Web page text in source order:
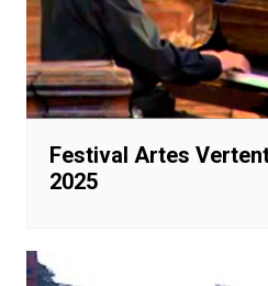
Festival Artes
2025